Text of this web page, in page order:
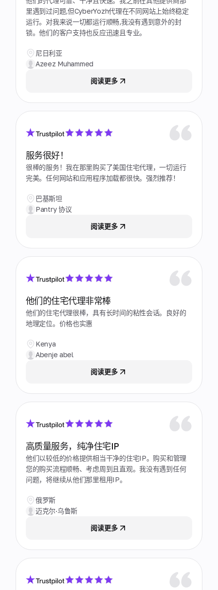
里遇到过问题,但CyberYozh代理在不同网站上始终稳定
运行。对我来说一切都运行顺畅,我没有遇到意外的封
锁。他们的客户支持也反应迅速且专业。
尼日利亚
Azeez Muhammed
阅读更多
服务很好！
很棒的服务！我在那里购买了美国住宅代理，一切运行
完美。任何网站和应用程序加载都很快。强烈推荐！
巴基斯坦
Pantry 协议
阅读更多
他们的住宅代理非常棒
他们的住宅代理很棒，具有长时间的粘性会话。良好的
地理定位。价格也实惠
Kenya
Abenje abel
阅读更多
高质量服务，纯净住宅IP
他们以较低的价格提供相当干净的住宅IP。购买和管理
您的购买流程顺畅、考虑周到且直观。我没有遇到任何
问题，将继续从他们那里租用IP。
俄罗斯
迈克尔·乌鲁斯
阅读更多